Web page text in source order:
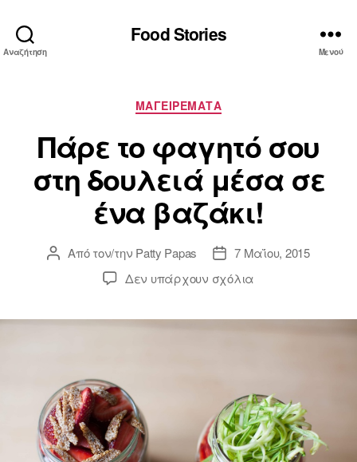
Αναζήτηση
Food Stories
Μενού
Κατηγορίες
ΜΑΓΕΙΡΕΜΑΤΑ
Πάρε το φαγητό σου
στη δουλειά μέσα σε
ένα βαζάκι!
Συντάκτης
Από τον/την Patty Papas
Ημ.
δημοσίευσης
7 Μαΐου, 2015
Δεν υπάρχουν σχόλια
μέσα
σε
ένα
βαζάκι!